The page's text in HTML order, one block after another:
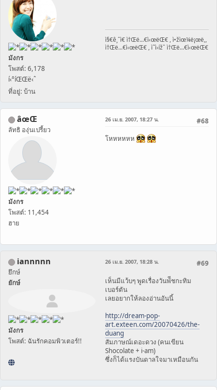
มังกร
โพสต์: 6,178
í‹°íŒŒë‹ˆ
ที่อยู่: บ้าน
ì§€ê¸ˆì€ ì†Œë...€ì‹œëŒ€ , ì•žìœ¼ë¡œë,,
ì†Œë...€ì‹œëŒ€ , ì˜ì›ížˆ ì†Œë...€ì‹œëŒ€
âœŒ
ลัทธิ องุ่นเปรี้ยว
มังกร
โพสต์: 11,454
ฮาย
#68
26 เม.ย. 2007, 18:27 น.
โหหหหหห
iannnnn
ยึกษ์
ยักษ์
มังกร
โพสต์: ฉันรักคอมพิวเตอร์!!
#69
26 เม.ย. 2007, 18:28 น.
เห็นมีแว้บๆ พูดเรื่องวันพัีชกะทิม
เบอร์ตัน
เลยอยากให้ลองอ่านอันนี้
http://dream-pop-
art.exteen.com/20070426/the-
duang
สัมภาษณ์เดอะดวง (คนเขียน
Shocolate + i-am)
ซึ่งก็ได้แรงบันดาลใจมาเหมือนกัน